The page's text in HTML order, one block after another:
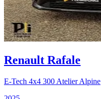
Renault Rafale
E-Tech 4x4 300 Atelier Alpine